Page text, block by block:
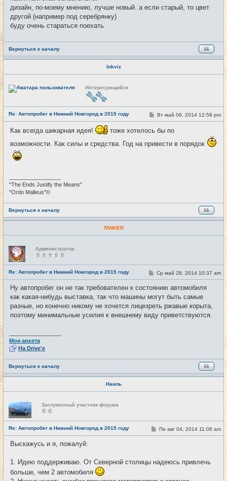
щ
дизайн, по-моему мнению, лучше новый. а если старый, то цвет
другой (например под серебрянку)
буду очень стараться поехать
Вернуться к началу
Inkviz
Н
е
е
т
и
Интересующийся
Re: Автопробег в Нижний Новгород в 2015 году #6
С
о
б
е
Вт май 06, 2014 12:58 pm
Как всегда шикарная идея!
тоже хотелось бы по
возможности. Как силы и средства. Год на привести в порядок
"The Ends Justify the Means"
"Ordo Malleus"©
Вернуться к началу
TANKER
Н
е
в
с
е
т
и
Администратор
Re: Автопробег в Нижний Новгород в 2015 году #7
С
о
б
щ
н
и
Ср май 28, 2014 10:37 am
Ну автопробег он не так требователен к состоянию автомобиля
как какая-нибудь выставка, так что машины могут быть самые
разные, но конечно никому не хочется лицезреть ржавые корыта,
поэтому минимальные усилия к внешнему виду приветствуются.
Моя анкета
На Drive'e
Вернуться к началу
Наиль
Н
е
в
с
е
т
и
Заслуженный участник форума
Re: Автопробег в Нижний Новгород в 2015 году #8
С
о
н
Пн авг 04, 2014 11:06 am
Выскажусь и я, пожалуй:
1. Идею поддерживаю. От Северной столицы надеюсь привлечь
больше, чем 2 автомобиля